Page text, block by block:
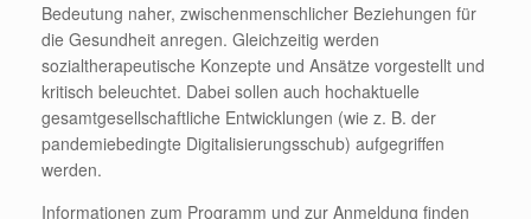
Bedeutung naher, zwischenmenschlicher Beziehungen für
die Gesundheit anregen. Gleichzeitig werden
sozialtherapeutische Konzepte und Ansätze vorgestellt und
kritisch beleuchtet. Dabei sollen auch hochaktuelle
gesamtgesellschaftliche Entwicklungen (wie z. B. der
pandemiebedingte Digitalisierungsschub) aufgegriffen
werden.
Informationen zum Programm und zur Anmeldung finden